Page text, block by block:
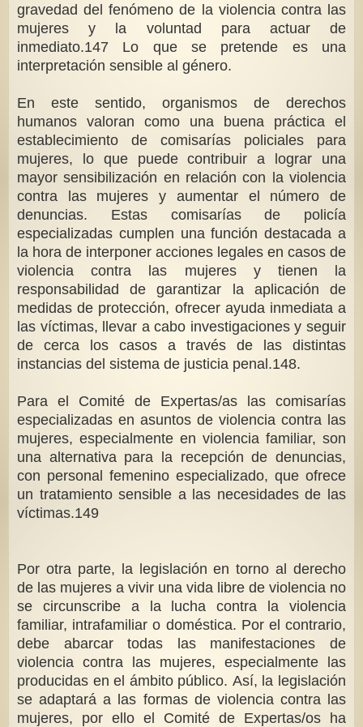
gravedad del fenómeno de la violencia contra las
mujeres y la voluntad para actuar de
inmediato.147 Lo que se pretende es una
interpretación sensible al género.
En este sentido, organismos de derechos
humanos valoran como una buena práctica el
establecimiento de comisarías policiales para
mujeres, lo que puede contribuir a lograr una
mayor sensibilización en relación con la violencia
contra las mujeres y aumentar el número de
denuncias. Estas comisarías de policía
especializadas cumplen una función destacada a
la hora de interponer acciones legales en casos de
violencia contra las mujeres y tienen la
responsabilidad de garantizar la aplicación de
medidas de protección, ofrecer ayuda inmediata a
las víctimas, llevar a cabo investigaciones y seguir
de cerca los casos a través de las distintas
instancias del sistema de justicia penal.148.
Para el Comité de Expertas/as las comisarías
especializadas en asuntos de violencia contra las
mujeres, especialmente en violencia familiar, son
una alternativa para la recepción de denuncias,
con personal femenino especializado, que ofrece
un tratamiento sensible a las necesidades de las
víctimas.149
Por otra parte, la legislación en torno al derecho
de las mujeres a vivir una vida libre de violencia no
se circunscribe a la lucha contra la violencia
familiar, intrafamiliar o doméstica. Por el contrario,
debe abarcar todas las manifestaciones de
violencia contra las mujeres, especialmente las
producidas en el ámbito público. Así, la legislación
se adaptará a las formas de violencia contra las
mujeres, por ello el Comité de Expertas/os ha